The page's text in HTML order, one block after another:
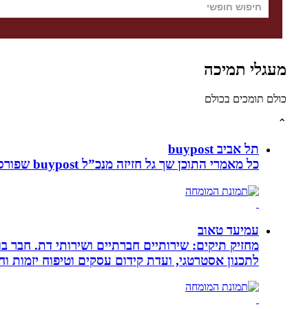
מעגלי תמיכה
כולם תומכים בכולם
⌃
תל אביב buypost
כל מאמרי התוכן שך גל חזיזה מנכ”ל buypost שפורסמו באתר תל אביב ברשת mcity
עמיעד טאוב
מחזיק תיקים: שירותיים חברתיים ושירותי דת. חבר
לתכנון אסטרטגי, ועדת קידום עסקים וטיפוח יזמות